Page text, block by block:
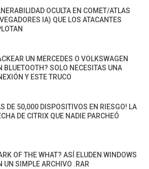
OCULTA EN COMET/ATLAS
IA) QUE LOS ATACANTES
UN MERCEDES O VOLKSWAGEN
BLUETOOTH? SOLO NECESITAS UNA
Y ESTE TRUCO
DE 50,000 DISPOSITIVOS EN RIESGO! LA
DE CITRIX QUE NADIE PARCHEÓ
OF THE WHAT? ASÍ ELUDEN WINDOWS
UN SIMPLE ARCHIVO .RAR